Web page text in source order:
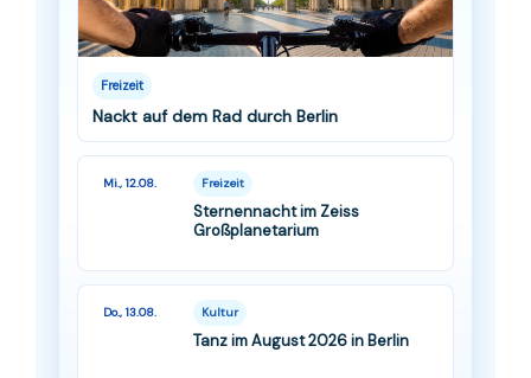
Freizeit
Nackt auf dem Rad durch Berlin
Mi., 12.08. Freizeit
Sternennacht im Zeiss
Großplanetarium
Do., 13.08. Kultur
Tanz im August 2026 in Berlin